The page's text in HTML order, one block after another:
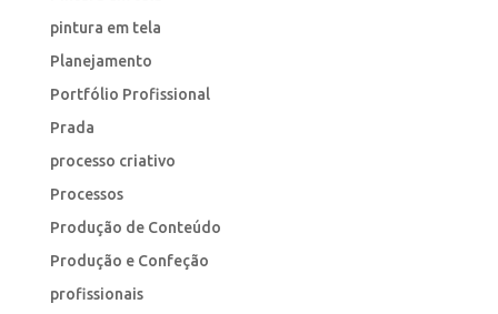
pintura em tela
Planejamento
Portfólio Profissional
Prada
processo criativo
Processos
Produção de Conteúdo
Produção e Confeção
profissionais